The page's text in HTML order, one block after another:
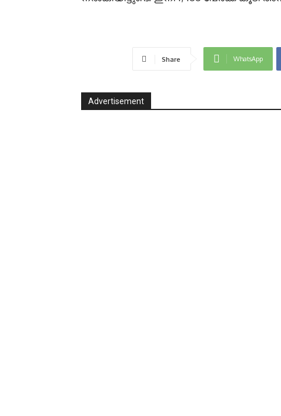
Share WhatsApp
Advertisement